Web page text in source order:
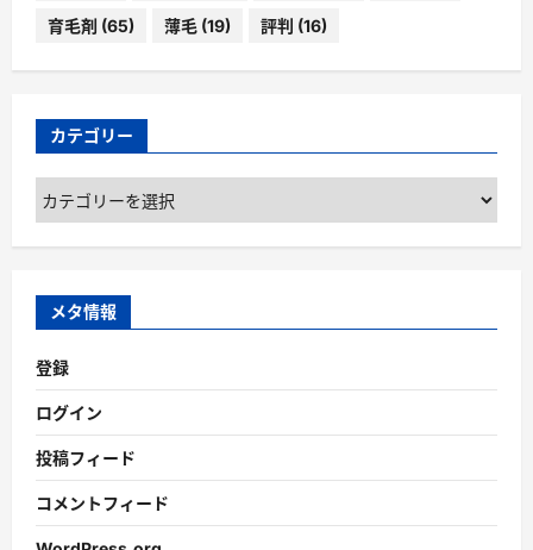
育毛剤 (65) 薄毛 (19) 評判 (16)
カテゴリー
カ
テ
ゴ
ー
メタ情報
登録
ログイン
投稿フィード
コメントフィード